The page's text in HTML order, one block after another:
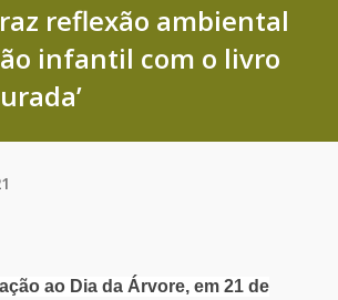
reflexão ambiental
infantil com o livro
ao Dia da Árvore, em 21 de